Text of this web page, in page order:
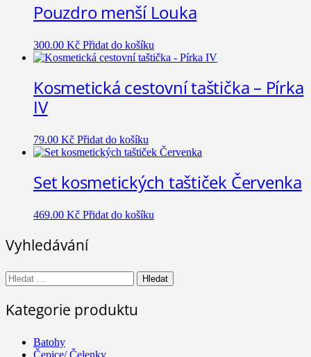
Pouzdro menší Louka
300.00 Kč Přidat do košíku
Kosmetická cestovní taštička – Pírka
IV
79.00 Kč Přidat do košíku
Set kosmetických taštiček Červenka
469.00 Kč Přidat do košíku
Vyhledávání
Vyhledávání
Kategorie produktu
Batohy
Čepice/ Čelenky